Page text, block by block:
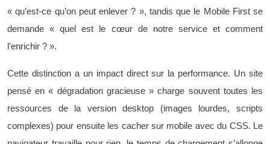
« qu’est-ce qu’on peut enlever ? », tandis que le Mobile First se
demande « quel est le cœur de notre service et comment
l’enrichir ? ».
Cette distinction a un impact direct sur la performance. Un site
pensé en « dégradation gracieuse » charge souvent toutes les
ressources de la version desktop (images lourdes, scripts
complexes) pour ensuite les cacher sur mobile avec du CSS. Le